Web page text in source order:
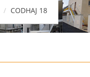
CODHAJ 18